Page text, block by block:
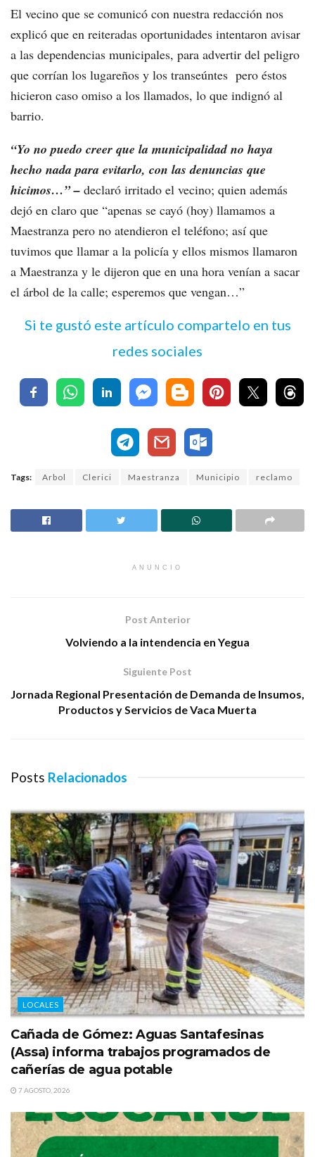
El vecino que se comunicó con nuestra redacción nos
explicó que en reiteradas oportunidades intentaron avisar
a las dependencias municipales, para advertir del peligro
que corrían los lugareños y los transeúntes pero éstos
hicieron caso omiso a los llamados, lo que indignó al
barrio.
“Yo no puedo creer que la municipalidad no haya
hecho nada para evitarlo, con las denuncias que
hicimos…” – declaró irritado el vecino; quien además
dejó en claro que “apenas se cayó (hoy) llamamos a
Maestranza pero no atendieron el teléfono; así que
tuvimos que llamar a la policía y ellos mismos llamaron
a Maestranza y le dijeron que en una hora venían a sacar
el árbol de la calle; esperemos que vengan…”
Si te gustó este artículo compartelo en tus
redes sociales
Tags: Arbol Clerici Maestranza Municipio reclamo
ANUNCIO
Post Anterior
Volviendo a la intendencia en Yegua
Siguiente Post
Jornada Regional Presentación de Demanda de Insumos,
Productos y Servicios de Vaca Muerta
Posts Relacionados
LOCALES
Cañada de Gómez: Aguas Santafesinas
(Assa) informa trabajos programados de
cañerías de agua potable
7 AGOSTO, 2026